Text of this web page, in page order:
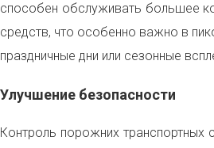
способен обслуживать большее
средств, что особенно важно в
праздничные дни или сезонные
Улучшение безопасности
Контроль порожних транспортных